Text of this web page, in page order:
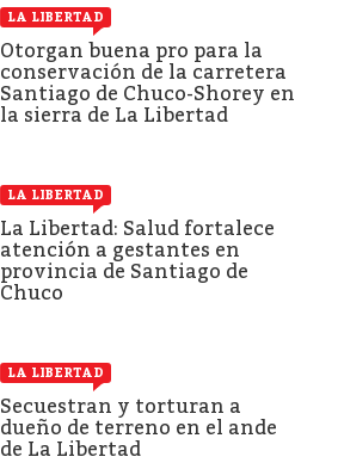
LA LIBERTAD
Otorgan buena pro para la
conservación de la carretera
Santiago de Chuco-Shorey en
la sierra de La Libertad
LA LIBERTAD
La Libertad: Salud fortalece
atención a gestantes en
provincia de Santiago de
Chuco
LA LIBERTAD
Secuestran y torturan a
dueño de terreno en el ande
de La Libertad